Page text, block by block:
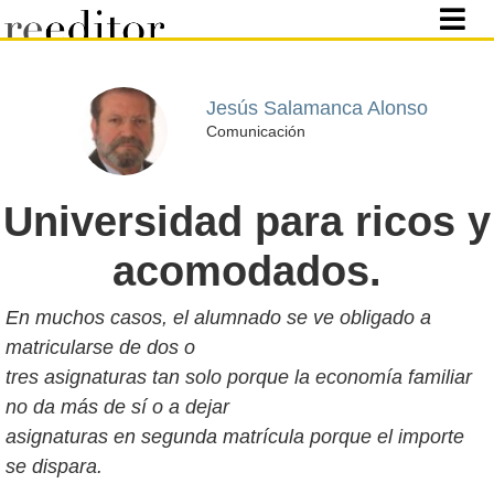
Jesús Salamanca Alonso
Comunicación
Universidad para ricos y
acomodados.
En muchos casos, el alumnado se ve obligado a
matricularse de dos o
tres asignaturas tan solo porque la economía familiar
no da más de sí o a dejar
asignaturas en segunda matrícula porque el importe
se dispara.